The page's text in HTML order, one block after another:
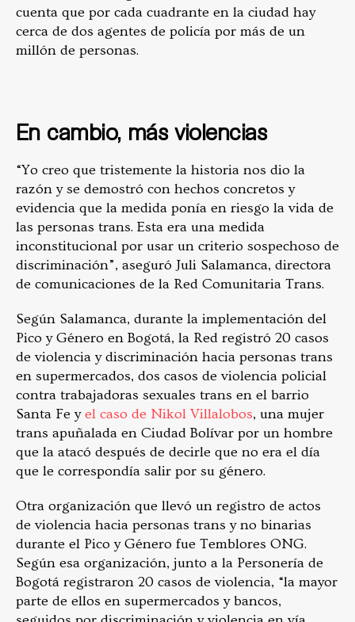
cuenta que por cada cuadrante en la ciudad hay
cerca de dos agentes de policía por más de un
millón de personas.
En cambio, más violencias
“Yo creo que tristemente la historia nos dio la
razón y se demostró con hechos concretos y
evidencia que la medida ponía en riesgo la vida de
las personas trans. Esta era una medida
inconstitucional por usar un criterio sospechoso de
discriminación”, aseguró Juli Salamanca, directora
de comunicaciones de la Red Comunitaria Trans.
Según Salamanca, durante la implementación del
Pico y Género en Bogotá, la Red registró 20 casos
de violencia y discriminación hacia personas trans
en supermercados, dos casos de violencia policial
contra trabajadoras sexuales trans en el barrio
Santa Fe yel caso de Nikol Villalobos, una mujer
trans apuñalada en Ciudad Bolívar por un hombre
que la atacó después de decirle que no era el día
que le correspondía salir por su género.
Otra organización que llevó un registro de actos
de violencia hacia personas trans y no binarias
durante el Pico y Género fue Temblores ONG.
Según esa organización, junto a la Personería de
Bogotá registraron 20 casos de violencia, “la mayor
parte de ellos en supermercados y bancos,